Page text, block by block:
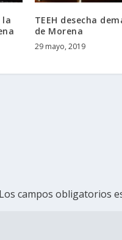
la
TEEH desecha
de Morena
29 mayo, 2019
Los campos obligatorios